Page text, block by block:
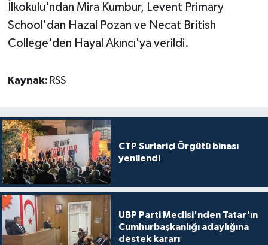
İlkokulu'ndan Mira Kumbur, Levent Primary
School'dan Hazal Pozan ve Necat British
College'den Hayal Akıncı'ya verildi.
Kaynak: RSS
CTP Surlariçi Örgütü binası
yenilendi
UBP Parti Meclisi'nden Tatar'ın
Cumhurbaşkanlığı adaylığına
destek kararı